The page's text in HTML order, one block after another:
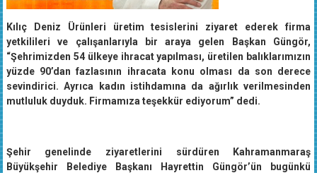
Kılıç Deniz Ürünleri üretim tesislerini ziyaret ederek firma
yetkilileri ve çalışanlarıyla bir araya gelen Başkan Güngör,
“Şehrimizden 54 ülkeye ihracat yapılması, üretilen balıklarımızın
yüzde 90’dan fazlasının ihracata konu olması da son derece
sevindirici. Ayrıca kadın istihdamına da ağırlık verilmesinden
mutluluk duyduk. Firmamıza teşekkür ediyorum” dedi.
Şehir genelinde ziyaretlerini sürdüren Kahramanmaraş
Büyükşehir Belediye Başkanı Hayrettin Güngör’ün bugünkü